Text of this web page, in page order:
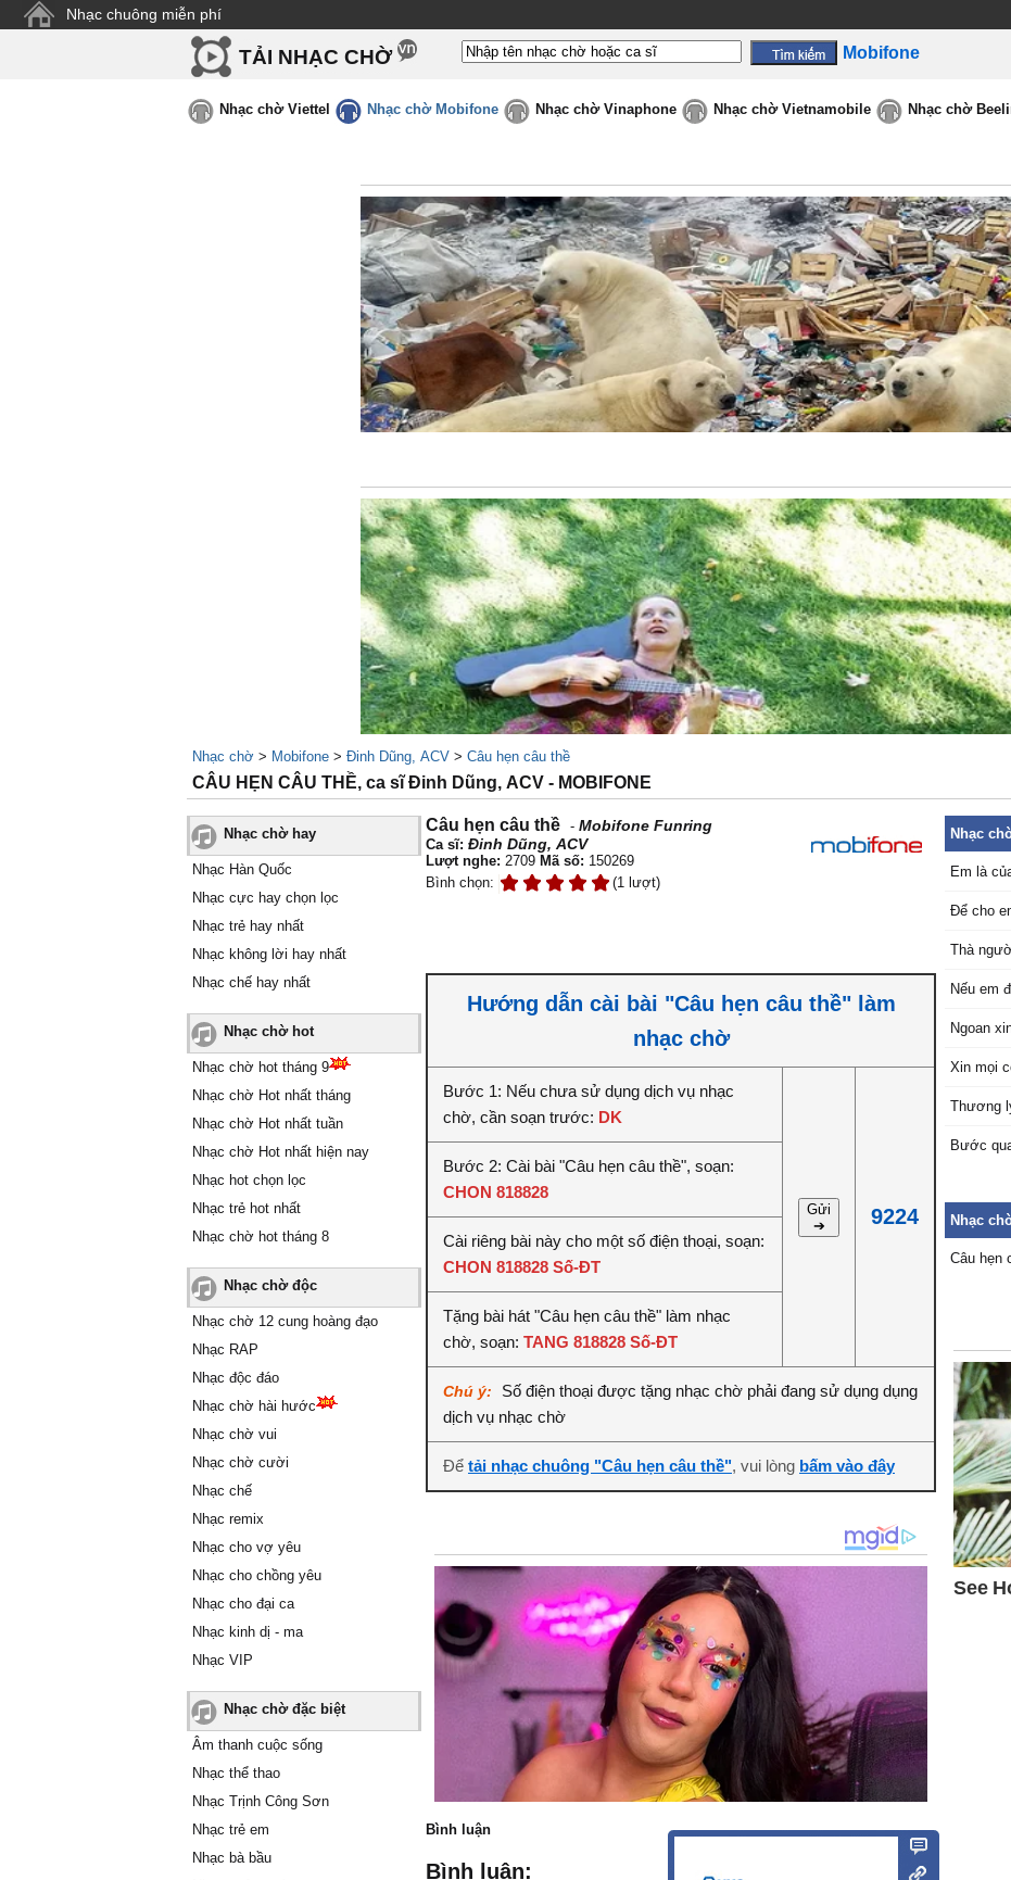
Nhạc chuông miễn phí
TẢI NHẠC CHỜ Mobifone
Nhạc chờ Viettel Nhạc chờ Mobifone Nhạc chờ Vinaphone Nhạc chờ Vietnamobile Nhạc chờ
Nhạc chờ > Mobifone > Đinh Dũng, ACV > Câu hẹn câu thề
CÂU HẸN CÂU THỀ, ca sĩ Đinh Dũng, ACV - MOBIFONE
Nhạc chờ hay
Nhạc Hàn Quốc
Nhạc cực hay chọn lọc
Nhạc trẻ hay nhất
Nhạc không lời hay nhất
Nhạc chế hay nhất
Nhạc chờ hot
Nhạc chờ hot tháng 9
Nhạc chờ Hot nhất tháng
Nhạc chờ Hot nhất tuần
Nhạc chờ Hot nhất hiện nay
Nhạc hot chọn lọc
Nhạc trẻ hot nhất
Nhạc chờ hot tháng 8
Nhạc chờ độc
Nhạc chờ 12 cung hoàng đạo
Nhạc RAP
Nhạc độc đáo
Nhạc chờ hài hước
Nhạc chờ vui
Nhạc chờ cười
Nhạc chế
Nhạc remix
Nhạc cho vợ yêu
Nhạc cho chồng yêu
Nhạc cho đại ca
Nhạc kinh dị - ma
Nhạc VIP
Nhạc chờ đặc biệt
Âm thanh cuộc sống
Nhạc thể thao
Nhạc Trịnh Công Sơn
Nhạc trẻ em
Nhạc bà bầu
Câu hẹn câu thề - Mobifone Funring
Ca sĩ: Đinh Dũng, ACV
Lượt nghe: 2709 Mã số: 150269
Bình chọn:
(1 lượt)
Hướng dẫn cài bài "Câu hẹn câu thề" làm
nhạc chờ
Bước 1: Nếu chưa sử dụng dịch vụ nhạc
chờ, cần soạn trước: DK
Gửi
➔
9224
Bước 2: Cài bài "Câu hẹn câu thề", soạn:
CHON 818828
Cài riêng bài này cho một số điện thoại, soạn:
CHON 818828 Số-ĐT
Tặng bài hát "Câu hẹn câu thề" làm nhạc
chờ, soạn: TANG 818828 Số-ĐT
Chú ý:
Số điện thoại được tặng nhạc chờ phải đang sử dụng dụng
dịch vụ nhạc chờ
Để tải nhạc chuông "Câu hẹn câu thề", vui lòng bấm vào đây
Bình luận
Bình luận:
Nhạc
Em là
Để cho
Thà
Nếu em
Ngoan
Xin mọi
Thương
Bước
Nhạc
Câu hẹn